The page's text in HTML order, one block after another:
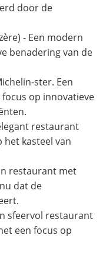
door de
- Een modern
benadering van de
ster. Een
op innovatieve
restaurant
kasteel van
restaurant met
dat de
sfeervol restaurant
een focus op